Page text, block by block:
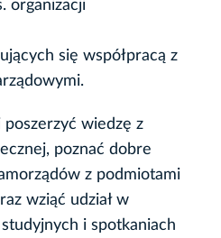
organizacji
się współpracą z
wiedzę z
poznać dobre
z podmiotami
wziąć udział w
i spotkaniach